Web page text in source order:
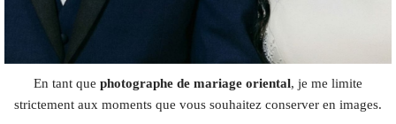
En tant que photographe de mariage oriental, je me limite
strictement aux moments que vous souhaitez conserver en images.